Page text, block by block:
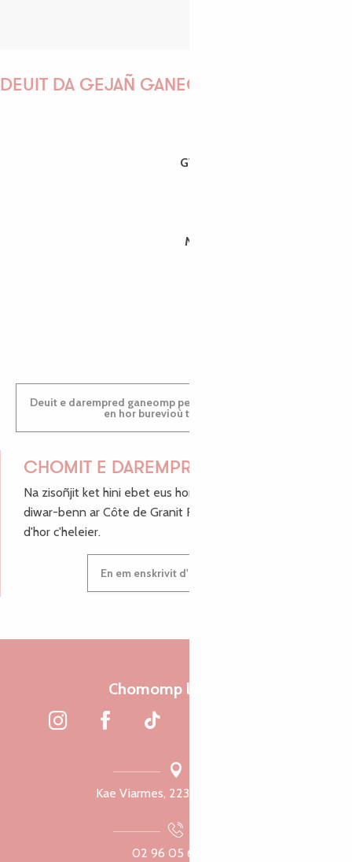
DEUIT DA GEJAÑ GANEOMP !
GWENAËLLE
MORGANE
Deuit e darempred ganeomp pe deuit da welet ac'hanomp
en hor burevioù touristerezh
CHOMIT E DAREMPRED !
Na zisoñjit ket hini ebet eus hor c'hinnigoù mat ha keleier
diwar-benn ar Côte de Granit Rose, enskrivit hoc'h anv
d'hor c'heleier.
En em enskrivit d'hor c'heleier
Chomomp liammet
Kae Viarmes, 22300 Lannuon
02 96 05 60 70